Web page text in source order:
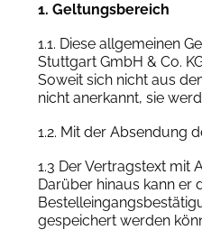
1. Geltungsbereich
1.1. Diese allgemeinen
Stuttgart GmbH & Co.
Soweit sich nicht aus
nicht anerkannt, sie
1.2. Mit der Absendung
1.3 Der Vertragstext mit
Darüber hinaus kann er
gespeichert werden